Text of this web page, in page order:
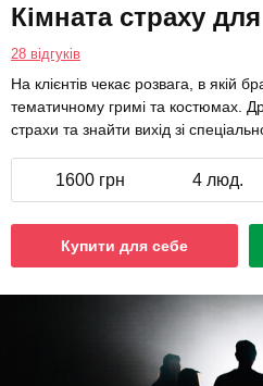
Кімната страху
28 відгуків
На клієнтів чекає розвага, в якій
тематичному гримі та костюмах.
страхи та знайти вихід зі
1600 грн 4 люд.
Купити для себе